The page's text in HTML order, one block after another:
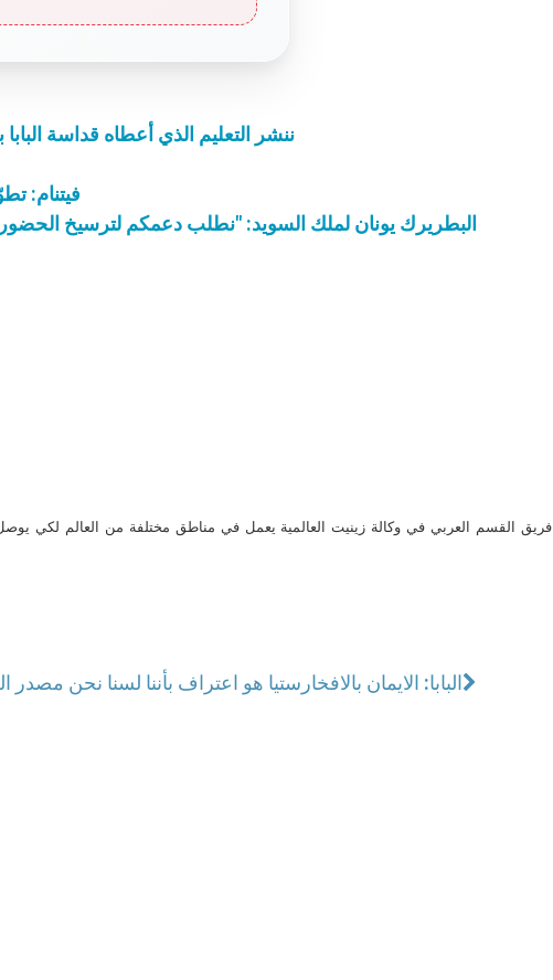
ننشر التعليم الذي أعطاه قداسة
فيتنام:
البطريرك يونان لملك السويد: "نطلب دعمكم لترسيخ
فريق القسم العربي في وكالة زينيت العالمية يعمل في مناطق مختلفة من العالم لكي
البابا: الايمان بالافخارستيا هو اعتراف بأننا لسنا نحن مصدر